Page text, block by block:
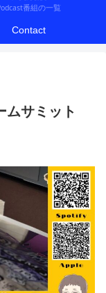
番組の一覧
Contact
ムサミット